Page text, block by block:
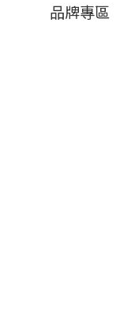
品牌專區